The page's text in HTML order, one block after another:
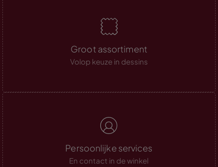
Groot assortiment
Volop keuze in dessins
Persoonlijke services
En contact in de winkel